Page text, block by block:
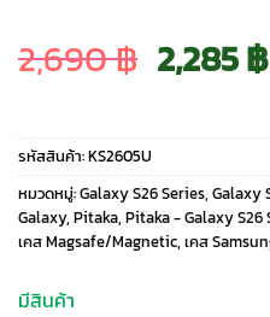
2,690฿ Original
price
was:
2,690
2,285฿
รหัสสินค้า:KS2605U
หมวดหมู่:Galaxy S26 Series, Galaxy
Galaxy, Pitaka, Pitaka - Galaxy S26
เคส Magsafe/Magnetic, เคส
มีสินค้า